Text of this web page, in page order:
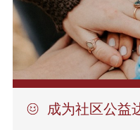
成为社区公益